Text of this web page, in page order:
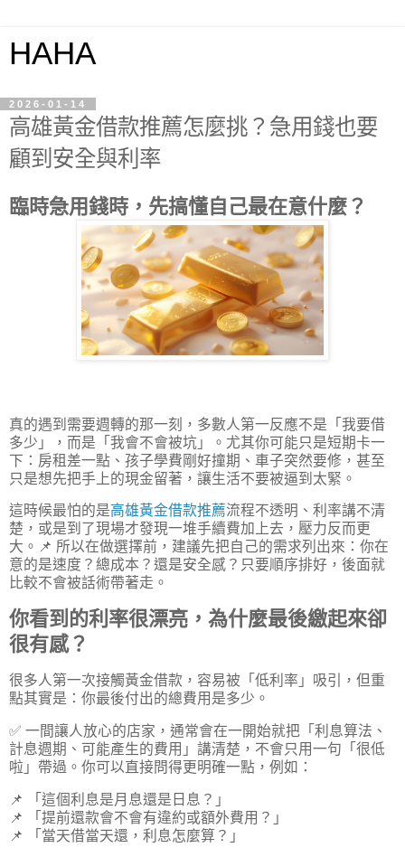
HAHA
2026-01-14
高雄黃金借款推薦怎麼挑？急用錢也要
顧到安全與利率
臨時急用錢時，先搞懂自己最在意什麼？
真的遇到需要週轉的那一刻，多數人第一反應不是「我要借
多少」，而是「我會不會被坑」。尤其你可能只是短期卡一
下：房租差一點、孩子學費剛好撞期、車子突然要修，甚至
只是想先把手上的現金留著，讓生活不要被逼到太緊。
這時候最怕的是高雄黃金借款推薦流程不透明、利率講不清
楚，或是到了現場才發現一堆手續費加上去，壓力反而更
大。📌 所以在做選擇前，建議先把自己的需求列出來：你在
意的是速度？總成本？還是安全感？只要順序排好，後面就
比較不會被話術帶著走。
你看到的利率很漂亮，為什麼最後繳起來卻
很有感？
很多人第一次接觸黃金借款，容易被「低利率」吸引，但重
點其實是：你最後付出的總費用是多少。
✅ 一間讓人放心的店家，通常會在一開始就把「利息算法、
計息週期、可能產生的費用」講清楚，不會只用一句「很低
啦」帶過。你可以直接問得更明確一點，例如：
📌 「這個利息是月息還是日息？」
📌 「提前還款會不會有違約或額外費用？」
📌 「當天借當天還，利息怎麼算？」